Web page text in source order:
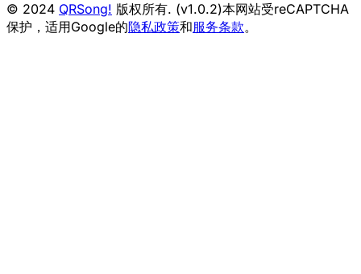
© 2024 QRSong! 版权所有. (v1.0.2)本网站受reCAPTCHA
保护，适用Google的隐私政策和服务条款。